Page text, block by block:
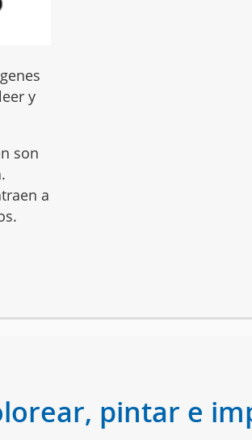
y
son
a
pintar e